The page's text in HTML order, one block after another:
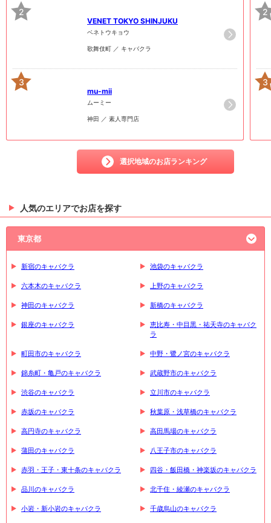
2
VENET TOKYO SHINJUKU
ベネトウキョウ
歌舞伎町 ／ キャバクラ
3
mu-mii
ムーミー
神田 ／ 素人専門店
選択地域のお店ランキング
2
3
人気のエリアでお店を探す
東京都
新宿のキャバクラ 池袋のキャバクラ
六本木のキャバクラ 上野のキャバクラ
神田のキャバクラ 新橋のキャバクラ
銀座のキャバクラ
恵比寿・中目黒・祐天寺のキャバク
ラ
町田市のキャバクラ 中野・鷺ノ宮のキャバクラ
錦糸町・亀戸のキャバクラ 武蔵野市のキャバクラ
渋谷のキャバクラ 立川市のキャバクラ
赤坂のキャバクラ 秋葉原・浅草橋のキャバクラ
高円寺のキャバクラ 高田馬場のキャバクラ
蒲田のキャバクラ 八王子市のキャバクラ
赤羽・王子・東十条のキャバクラ 四谷・飯田橋・神楽坂のキャバクラ
品川のキャバクラ 北千住・綾瀬のキャバクラ
小岩・新小岩のキャバクラ 千歳烏山のキャバクラ